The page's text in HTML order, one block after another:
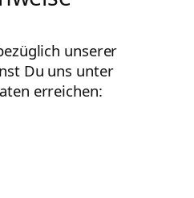
unserer
Du uns unter
erreichen: